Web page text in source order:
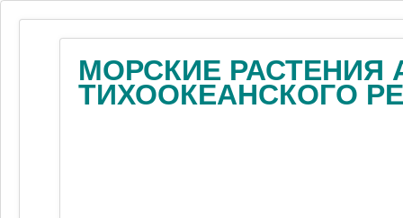
МОРСКИЕ РАСТЕНИЯ
ТИХООКЕАНСКОГО